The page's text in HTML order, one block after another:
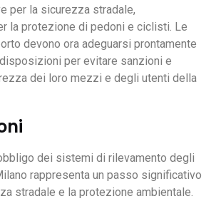
per la sicurezza stradale,
la protezione di pedoni e ciclisti. Le
devono ora adeguarsi prontamente
per evitare sanzioni e
dei loro mezzi e degli utenti della
dei sistemi di rilevamento degli
rappresenta un passo significativo
stradale e la protezione ambientale.